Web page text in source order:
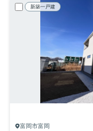
新築一戸建
富岡市富岡